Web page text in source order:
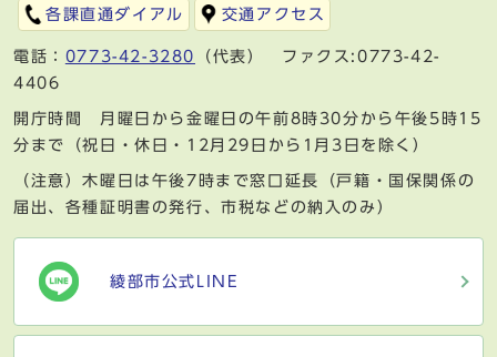
各課直通ダイアル
交通アクセス
電話： 0773-42-3280
（代表） ファクス:0773-42-
4406
開庁時間 月曜日から金曜日の午前8時30分から午後5時15
分まで（祝日・休日・12月29日から1月3日を除く）
（注意）木曜日は午後7時まで窓口延長（戸籍・国保関係の
届出、各種証明書の発行、市税などの納入のみ）
綾部市公式LINE